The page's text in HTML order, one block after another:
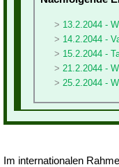
13.2.2044 -
14.2.2044 -
15.2.2044 -
21.2.2044 -
25.2.2044 -
Im internationalen